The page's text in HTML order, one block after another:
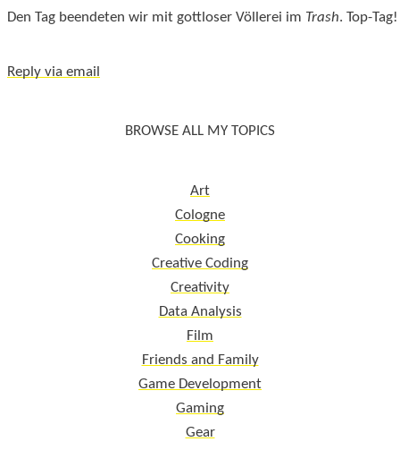
Den Tag beendeten wir mit gottloser Völlerei im Trash. Top-Tag!
Reply via email
BROWSE ALL MY TOPICS
Art
Cologne
Cooking
Creative Coding
Creativity
Data Analysis
Film
Friends and Family
Game Development
Gaming
Gear